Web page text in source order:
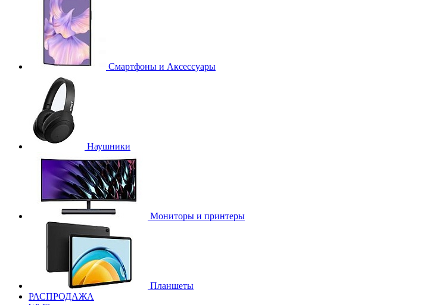
Смартфоны и Аксессуары
Наушники
Мониторы и принтеры
Планшеты
РАСПРОДАЖА